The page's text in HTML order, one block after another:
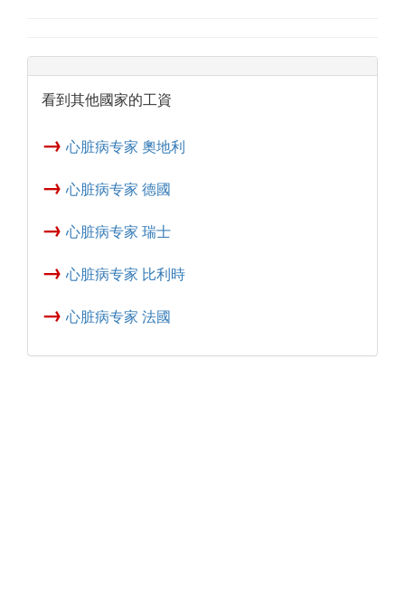
看到其他國家的工資
→ 心脏病专家 奧地利
→ 心脏病专家 德國
→ 心脏病专家 瑞士
→ 心脏病专家 比利時
→ 心脏病专家 法國